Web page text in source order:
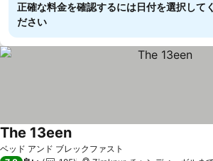
正確な料金を確認するには日付を選択してく
ださい
ベッド アンド ブレックファスト
The 13een料金を表示